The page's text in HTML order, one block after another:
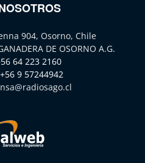
904, Osorno, Chile
DE OSORNO A.G.
64 223 2160
+56 9 57244942